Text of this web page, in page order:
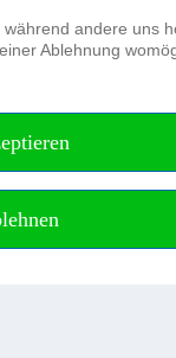
of Applied
andere uns
Ablehnung